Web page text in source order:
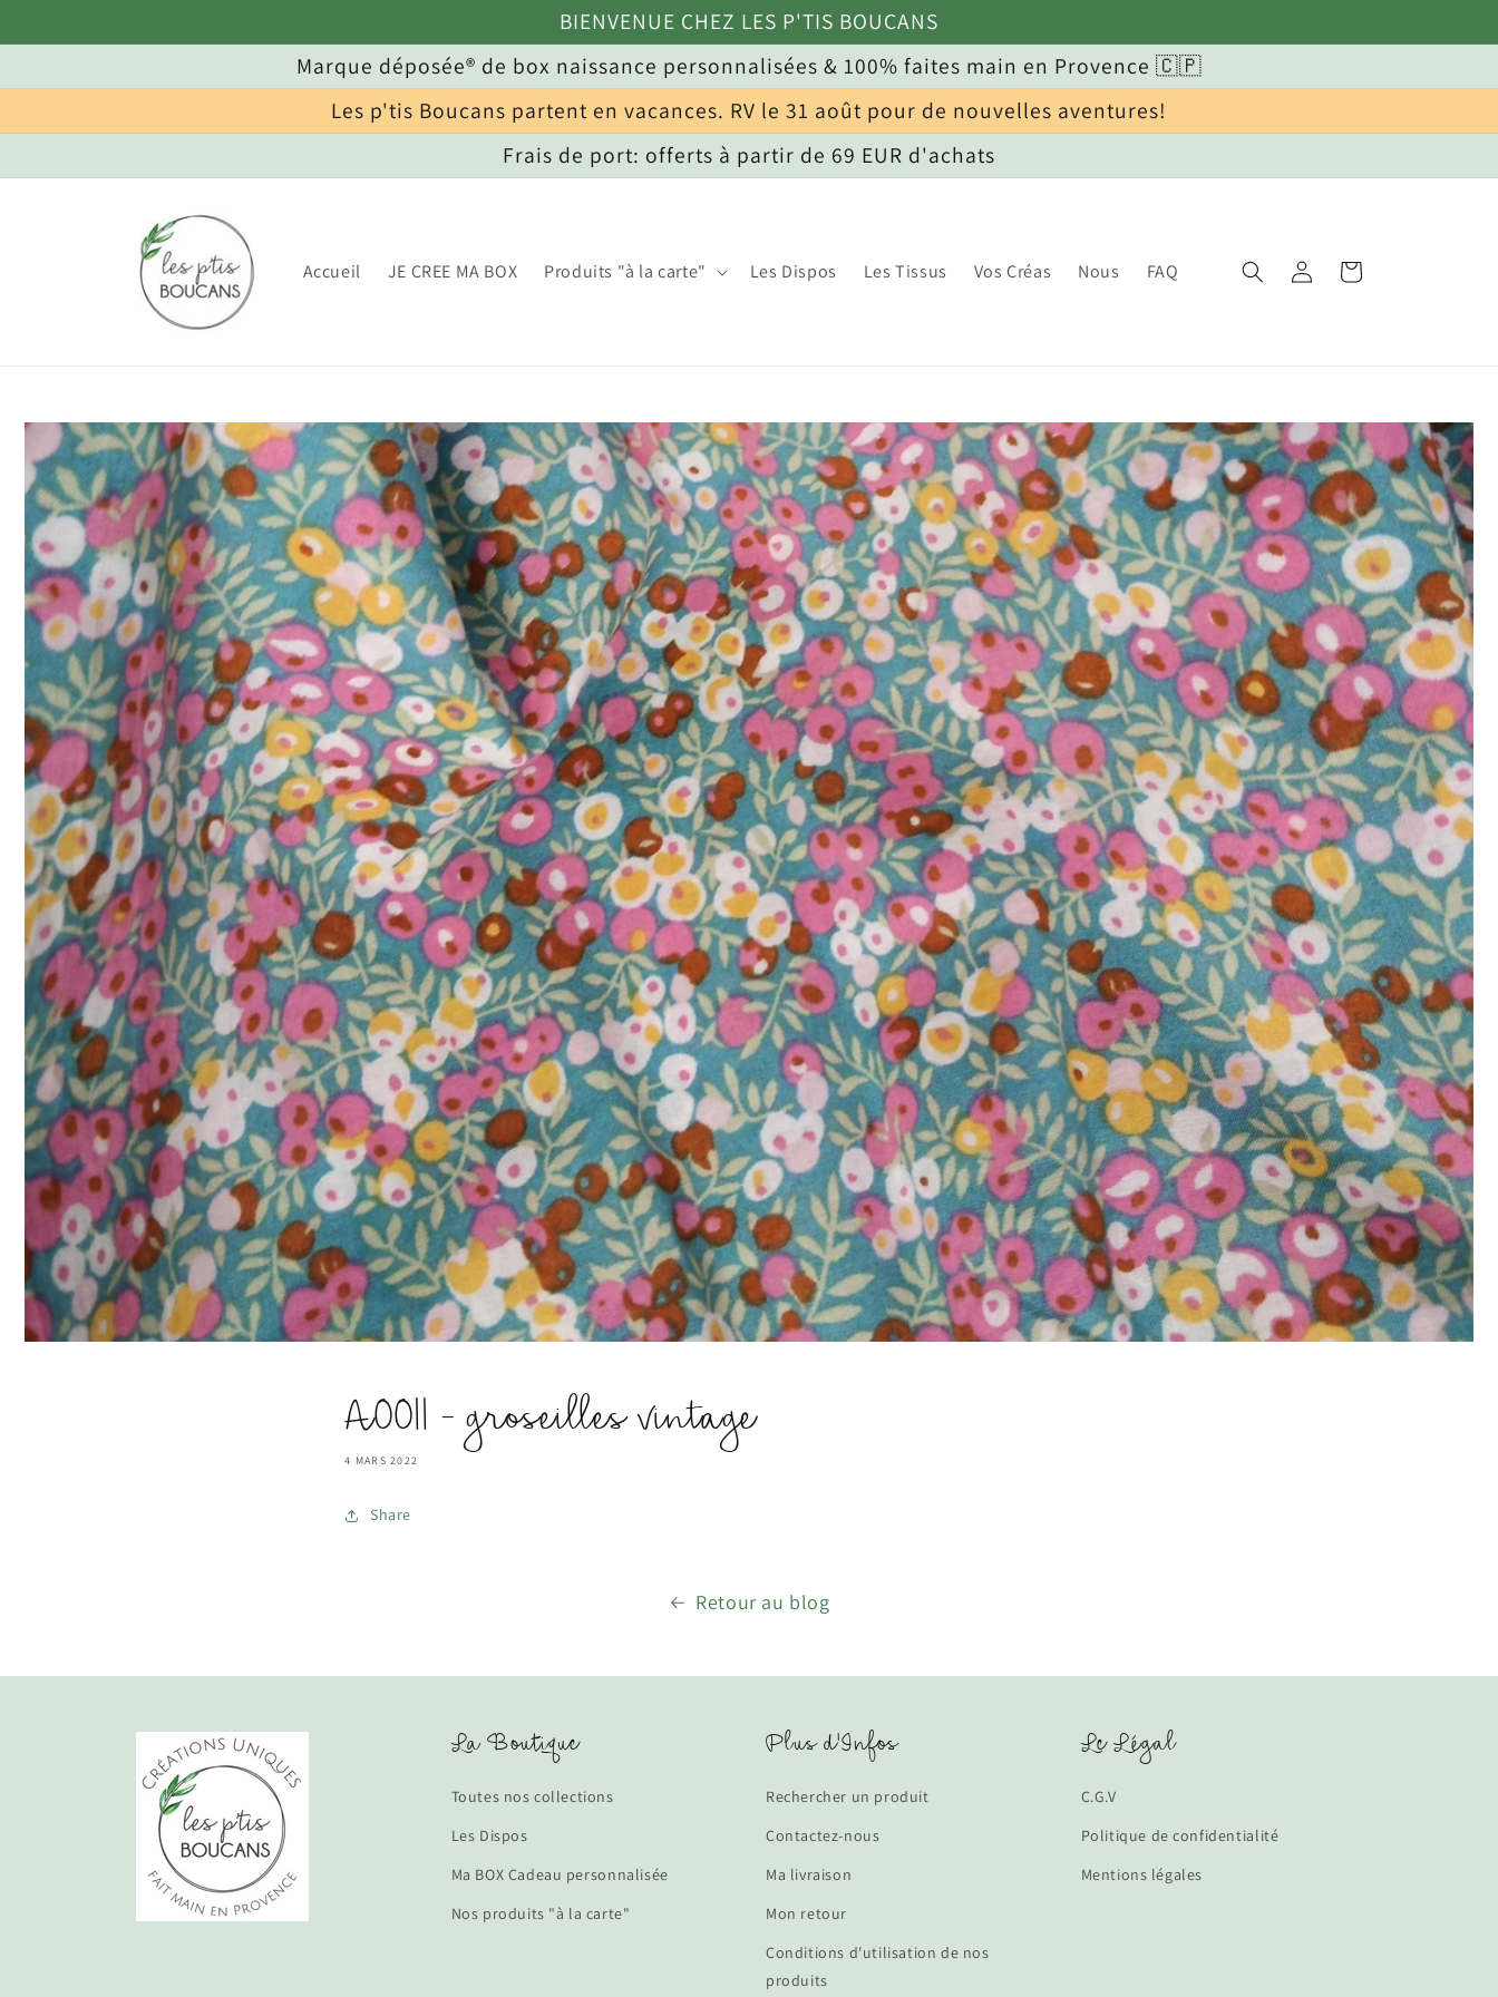
au
BIENVENUE CHEZ LES P'TIS BOUCANS
Marque déposée® de box naissance personnalisées & 100% faites main en Provence 🇨🇵
Les p'tis Boucans partent en vacances. RV le 31 août pour de nouvelles aventures!
Frais de port: offerts à partir de 69 EUR d'achats
Accueil JE CREE MA BOX Produits "à la carte" Les Dispos Les Tissus Vos Créas Nous FAQ ConnexionPanier
A0011 - groseilles vintage
4 MARS 2022
Share
Retour au blog
La Boutique
Toutes nos collections
Les Dispos
Ma BOX Cadeau personnalisée
Nos produits "à la carte"
Plus d'Infos
Rechercher un produit
Contactez-nous
Ma livraison
Mon retour
Conditions d'utilisation de nos
produits
Le Légal
C.G.V
Politique de confidentialité
Mentions légales